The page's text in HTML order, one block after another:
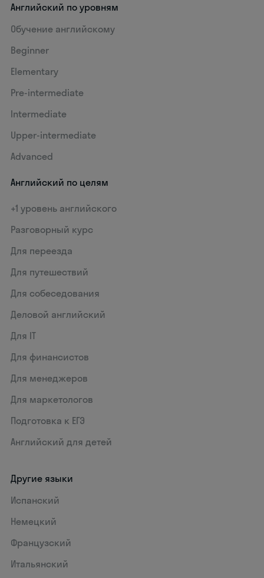
Английский по уровням
Обучение английскому
Beginner
Elementary
Pre-intermediate
Intermediate
Upper-intermediate
Advanced
Английский по целям
+1 уровень английского
Разговорный курс
Для переезда
Для путешествий
Для собеседования
Деловой английский
Для IT
Для финансистов
Для менеджеров
Для маркетологов
Подготовка к ЕГЭ
Английский для детей
Другие языки
Испанский
Немецкий
Французский
Итальянский